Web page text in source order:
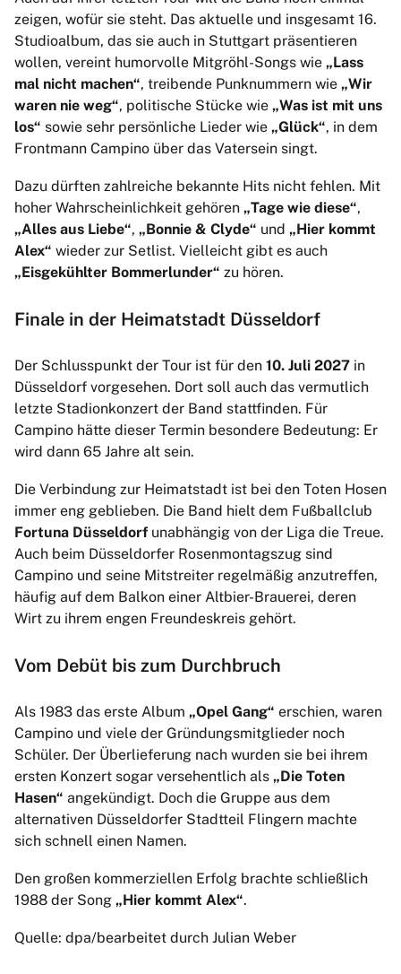
zeigen, wofür sie steht. Das aktuelle und insgesamt 16.
Studioalbum, das sie auch in Stuttgart präsentieren
wollen, vereint humorvolle Mitgröhl-Songs wie „Lass
mal nicht machen“, treibende Punknummern wie „Wir
waren nie weg“, politische Stücke wie „Was ist mit uns
los“ sowie sehr persönliche Lieder wie „Glück“, in dem
Frontmann Campino über das Vatersein singt.
Dazu dürften zahlreiche bekannte Hits nicht fehlen. Mit
hoher Wahrscheinlichkeit gehören „Tage wie diese“,
„Alles aus Liebe“, „Bonnie & Clyde“ und „Hier kommt
Alex“ wieder zur Setlist. Vielleicht gibt es auch
„Eisgekühlter Bommerlunder“ zu hören.
Finale in der Heimatstadt Düsseldorf
Der Schlusspunkt der Tour ist für den 10. Juli 2027 in
Düsseldorf vorgesehen. Dort soll auch das vermutlich
letzte Stadionkonzert der Band stattfinden. Für
Campino hätte dieser Termin besondere Bedeutung: Er
wird dann 65 Jahre alt sein.
Die Verbindung zur Heimatstadt ist bei den Toten Hosen
immer eng geblieben. Die Band hielt dem Fußballclub
Fortuna Düsseldorf unabhängig von der Liga die Treue.
Auch beim Düsseldorfer Rosenmontagszug sind
Campino und seine Mitstreiter regelmäßig anzutreffen,
häufig auf dem Balkon einer Altbier-Brauerei, deren
Wirt zu ihrem engen Freundeskreis gehört.
Vom Debüt bis zum Durchbruch
Als 1983 das erste Album „Opel Gang“ erschien, waren
Campino und viele der Gründungsmitglieder noch
Schüler. Der Überlieferung nach wurden sie bei ihrem
ersten Konzert sogar versehentlich als „Die Toten
Hasen“ angekündigt. Doch die Gruppe aus dem
alternativen Düsseldorfer Stadtteil Flingern machte
sich schnell einen Namen.
Den großen kommerziellen Erfolg brachte schließlich
1988 der Song „Hier kommt Alex“.
Quelle: dpa/bearbeitet durch Julian Weber